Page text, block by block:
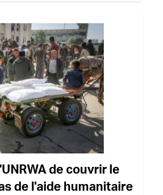
de couvrir le
de l'aide humanitaire